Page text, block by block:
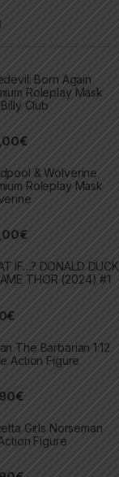
Born Again
Roleplay Mask
Club
€
& Wolverine
Roleplay Mask
€
IF…? DONALD DUCK
THOR (2024) #1
€
The Barbarian 1:12
Action Figure
€
Girls Norseman
Figure